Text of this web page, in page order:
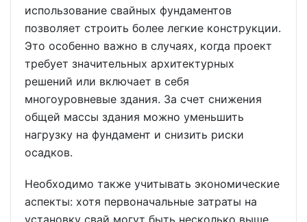
использование свайных фундаментов
позволяет строить более легкие конструкции.
Это особенно важно в случаях, когда проект
требует значительных архитектурных
решений или включает в себя
многоуровневые здания. За счет снижения
общей массы здания можно уменьшить
нагрузку на фундамент и снизить риски
осадков.
Необходимо также учитывать экономические
аспекты: хотя первоначальные затраты на